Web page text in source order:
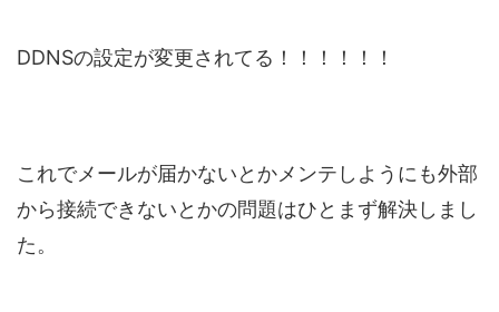
DDNSの設定が変更されてる！！！！！！
これでメールが届かないとかメンテしようにも外部
から接続できないとかの問題はひとまず解決しまし
た。